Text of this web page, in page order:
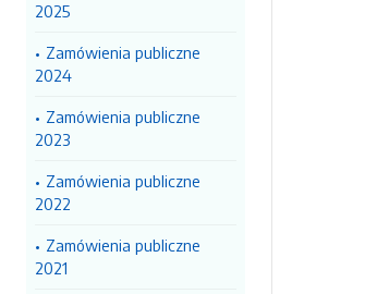
2025
Zamówienia publiczne
2024
Zamówienia publiczne
2023
Zamówienia publiczne
2022
Zamówienia publiczne
2021